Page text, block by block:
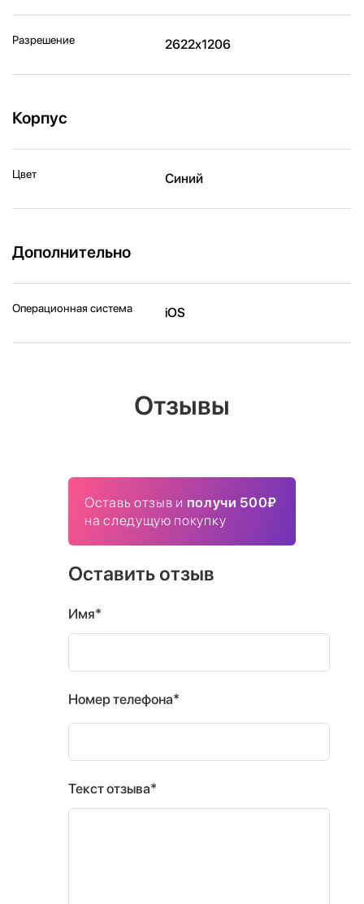
Разрешение 2622x1206
Корпус
Цвет Синий
Дополнительно
Операционная система iOS
Отзывы
Оставь отзыв и получи 500₽
на следущую покупку
Оставить отзыв
Имя*
Номер телефона*
Текст отзыва*